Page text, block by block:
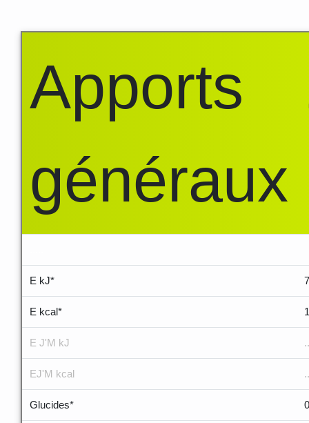
Apports
généraux
E kJ*
E kcal*
E J'M kJ
EJ'M kcal
Glucides*